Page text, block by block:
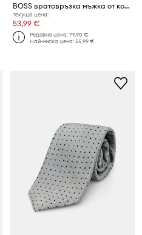
BOSS вратовръзка мъжка от коприна H-TIE CM 7.5 ONE
Текуща цена:
53,99 €
Редовна цена:79,90 €
Най-ниска цена:55,99 €